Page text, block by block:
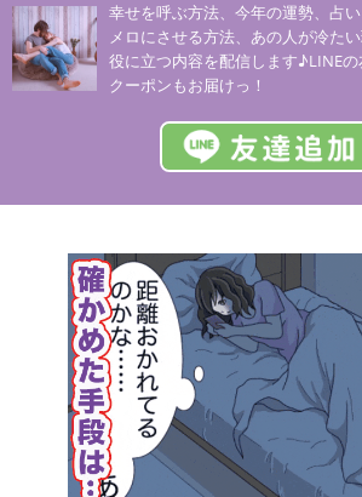
幸せを呼ぶ方法、今年の運勢、占
メロにさせる方法、あの人が冷た
役に立つ内容を配信します♪LINE
クーポンもお届けっ！